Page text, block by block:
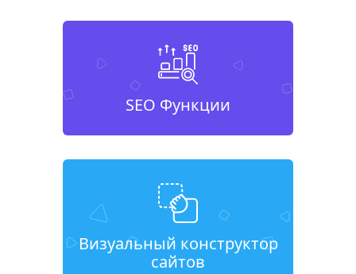
SEO Функции
Визуальный конструктор
сайтов